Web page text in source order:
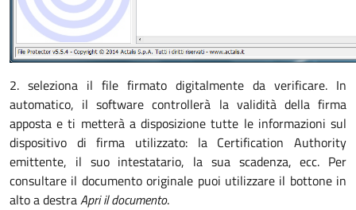
2. seleziona il file firmato digitalmente da verificare. In
automatico, il software controllerà la validità della firma
apposta e ti metterà a disposizione tutte le informazioni sul
dispositivo di firma utilizzato: la Certification Authority
emittente, il suo intestatario, la sua scadenza, ecc. Per
consultare il documento originale puoi utilizzare il bottone in
alto a destraApri il documento.